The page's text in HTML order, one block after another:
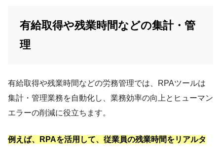
有給取得や残業時間などの集計・管
理
有給取得や残業時間などの労務管理では、RPAツールは
集計・管理業務を自動化し、業務効率の向上とヒューマン
エラーの削減に役立ちます。
例えば、RPAを活用して、従業員の残業時間をリアルタ